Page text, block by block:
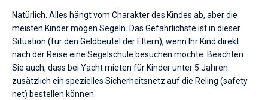
Natürlich. Alles hängt vom Charakter des Kindes ab, aber die
meisten Kinder mögen Segeln. Das Gefährlichste ist in dieser
Situation (für den Geldbeutel der Eltern), wenn Ihr Kind direkt
nach der Reise eine Segelschule besuchen möchte. Beachten
Sie auch, dass bei Yacht mieten für Kinder unter 5 Jahren
zusätzlich ein spezielles Sicherheitsnetz auf die Reling (safety
net) bestellen können.